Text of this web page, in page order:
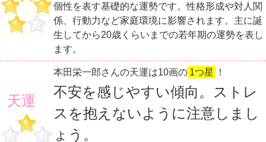
個性を表す基礎的な運勢です。性格形成や対人関
係、行動力など家庭環境に影響されます。主に誕
生してから20歳くらいまでの若年期の運勢を表し
ます。
天運
本田栄一郎さんの天運は10画の 1つ星 ！
不安を感じやすい傾向。ストレ
スを抱えないように注意しまし
ょう。